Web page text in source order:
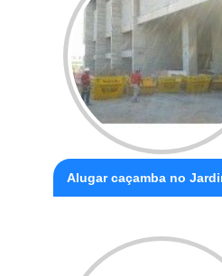
Alugar caçamba no